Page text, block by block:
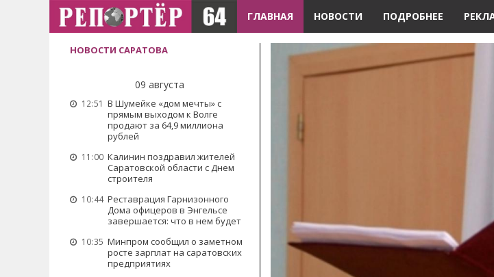
ГЛАВНАЯ НОВОСТИ ПОДРОБНЕЕ
НОВОСТИ САРАТОВА
09 августа
12:51 В Шумейке «дом мечты» с
прямым выходом к Волге
продают за 64,9 миллиона
рублей
11:00 Калинин поздравил жителей
Саратовской области с Днем
строителя
10:44 Реставрация Гарнизонного
Дома офицеров в Энгельсе
завершается: что в нем будет
10:35 Минпром сообщил о заметном
росте зарплат на саратовских
предприятиях